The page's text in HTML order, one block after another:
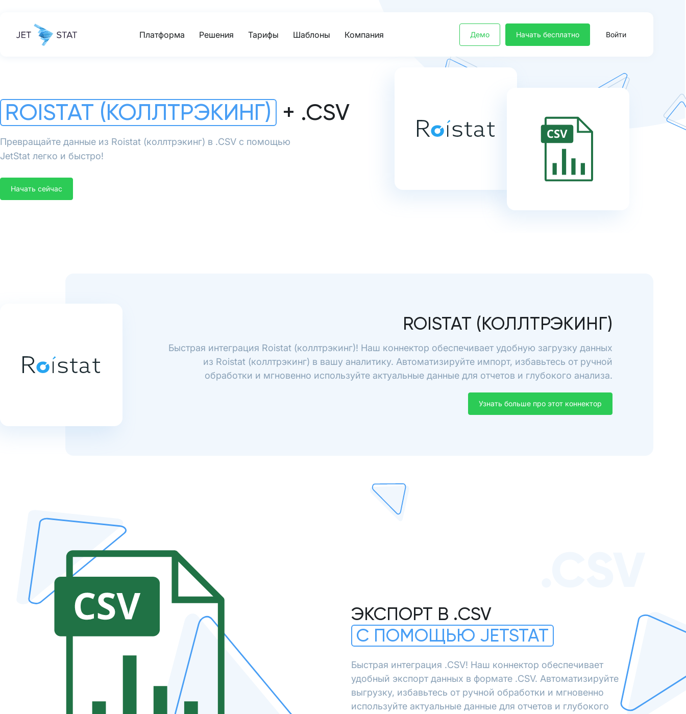
Платформа Решения Тарифы Шаблоны Компания Демо Начать бесплатно Войти
ROISTAT (КОЛЛТРЭКИНГ) + .CSV
Превращайте данные из Roistat (коллтрэкинг) в .CSV с помощью
JetStat легко и быстро!
Начать сейчас
ROISTAT (КОЛЛТРЭКИНГ)
Быстрая интеграция Roistat (коллтрэкинг)! Наш коннектор обеспечивает удобную загрузку данных
из Roistat (коллтрэкинг) в вашу аналитику. Автоматизируйте импорт, избавьтесь от ручной
обработки и мгновенно используйте актуальные данные для отчетов и глубокого анализа.
Узнать больше про этот коннектор
ЭКСПОРТ В .CSV
С ПОМОЩЬЮ JETSTAT
Быстрая интеграция .CSV! Наш коннектор обеспечивает
удобный экспорт данных в формате .CSV. Автоматизируйте
выгрузку, избавьтесь от ручной обработки и мгновенно
используйте актуальные данные для отчетов и глубокого